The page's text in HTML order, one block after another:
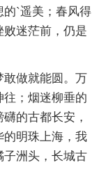
的`遥美；春风得
迷茫前，仍是
做就能圆。万
往；烟迷柳垂的
的古都长安，
的明珠上海，我
子洲头，长城古